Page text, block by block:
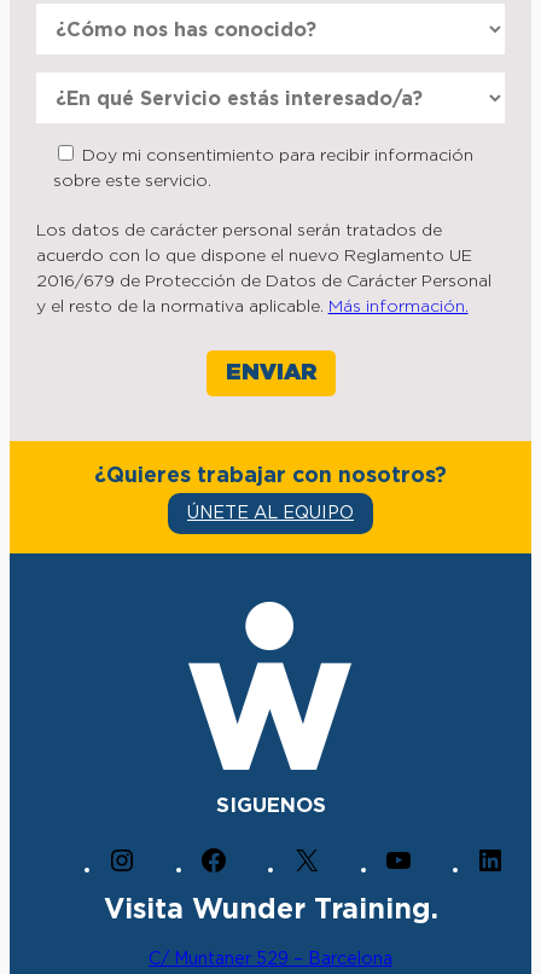
Doy mi consentimiento para recibir información
sobre este servicio.
Los datos de carácter personal serán tratados de
acuerdo con lo que dispone el nuevo Reglamento UE
2016/679 de Protección de Datos de Carácter Personal
y el resto de la normativa aplicable. Más información.
¿Quieres trabajar con nosotros?
ÚNETE AL EQUIPO
SIGUENOS
s
c
b
u
Visita Wunder Training.
C/ Muntaner 529 – Barcelona